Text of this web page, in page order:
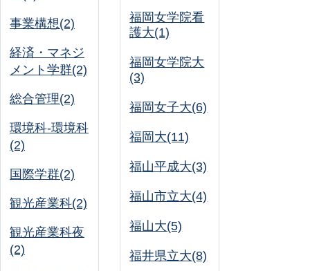
事業構想(2)
経済・マネジ
メント学群(2)
総合管理(2)
環境科-環境科
(2)
国際学群(2)
観光産業科(2)
観光産業科夜
(2)
福岡女学院看
護大(1)
福岡女学院大
(3)
福岡女子大(6)
福岡大(11)
福山平成大(3)
福山市立大(4)
福山大(5)
福井県立大(8)